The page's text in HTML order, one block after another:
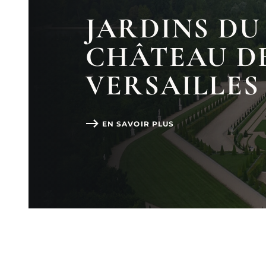
JARDINS DU
CHÂTEAU
VERSAILLES
EN SAVOIR PLUS